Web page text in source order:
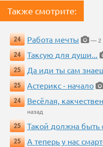
Также смотрите:
24 Работа мечты
— 2
24
Таксую для души...
25
Да иди ты сам
25
Астерикс - начало
24
Весёлая,
назад
25
Такой должна быть
25
А теперь у нас